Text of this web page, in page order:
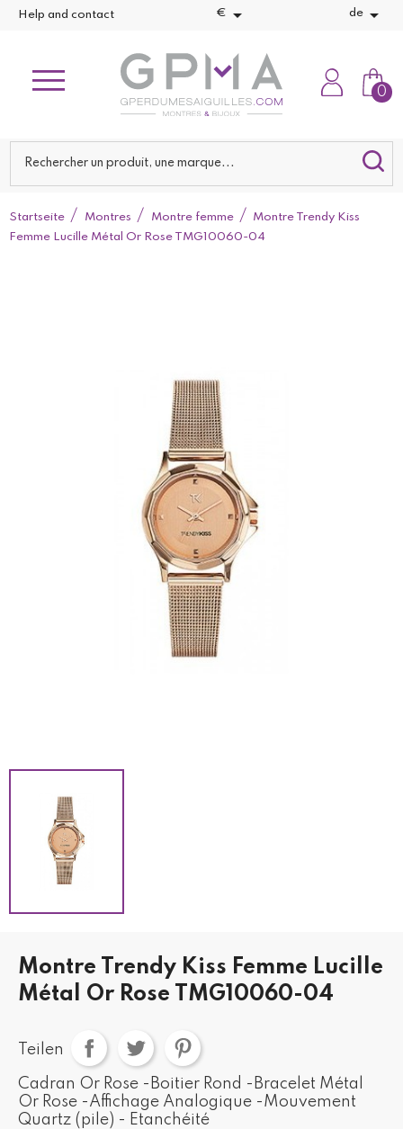
Help and contact €  de 
0
Startseite Montres Montre femme
Montre Trendy Kiss
Femme Lucille Métal Or Rose TMG10060-04
Montre Trendy Kiss Femme Lucille
Métal Or Rose TMG10060-04
Teilen
Cadran Or Rose -Boitier Rond -Bracelet Métal
Or Rose -Affichage Analogique -Mouvement
Quartz (pile) - Etanchéité